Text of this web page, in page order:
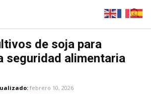
de soja para
seguridad alimentaria
febrero 10, 2026